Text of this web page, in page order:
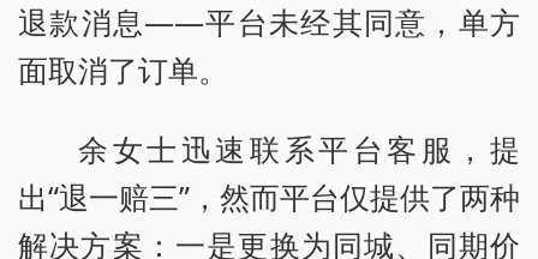
退款消息——平台未经其同意，单方
面取消了订单。
余女士迅速联系平台客服，提
出“退一赔三”，然而平台仅提供了两种
解决方案：一是更换为同城、同期价